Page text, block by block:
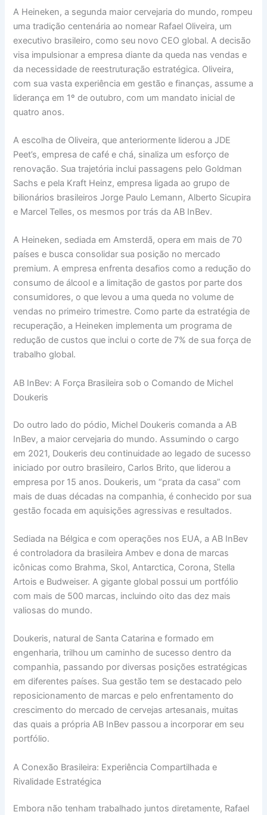
A Heineken, a segunda maior cervejaria do mundo, rompeu
uma tradição centenária ao nomear Rafael Oliveira, um
executivo brasileiro, como seu novo CEO global. A decisão
visa impulsionar a empresa diante da queda nas vendas e
da necessidade de reestruturação estratégica. Oliveira,
com sua vasta experiência em gestão e finanças, assume a
liderança em 1º de outubro, com um mandato inicial de
quatro anos.
A escolha de Oliveira, que anteriormente liderou a JDE
Peet’s, empresa de café e chá, sinaliza um esforço de
renovação. Sua trajetória inclui passagens pelo Goldman
Sachs e pela Kraft Heinz, empresa ligada ao grupo de
bilionários brasileiros Jorge Paulo Lemann, Alberto Sicupira
e Marcel Telles, os mesmos por trás da AB InBev.
A Heineken, sediada em Amsterdã, opera em mais de 70
países e busca consolidar sua posição no mercado
premium. A empresa enfrenta desafios como a redução do
consumo de álcool e a limitação de gastos por parte dos
consumidores, o que levou a uma queda no volume de
vendas no primeiro trimestre. Como parte da estratégia de
recuperação, a Heineken implementa um programa de
redução de custos que inclui o corte de 7% de sua força de
trabalho global.
AB InBev: A Força Brasileira sob o Comando de Michel
Doukeris
Do outro lado do pódio, Michel Doukeris comanda a AB
InBev, a maior cervejaria do mundo. Assumindo o cargo
em 2021, Doukeris deu continuidade ao legado de sucesso
iniciado por outro brasileiro, Carlos Brito, que liderou a
empresa por 15 anos. Doukeris, um “prata da casa” com
mais de duas décadas na companhia, é conhecido por sua
gestão focada em aquisições agressivas e resultados.
Sediada na Bélgica e com operações nos EUA, a AB InBev
é controladora da brasileira Ambev e dona de marcas
icônicas como Brahma, Skol, Antarctica, Corona, Stella
Artois e Budweiser. A gigante global possui um portfólio
com mais de 500 marcas, incluindo oito das dez mais
valiosas do mundo.
Doukeris, natural de Santa Catarina e formado em
engenharia, trilhou um caminho de sucesso dentro da
companhia, passando por diversas posições estratégicas
em diferentes países. Sua gestão tem se destacado pelo
reposicionamento de marcas e pelo enfrentamento do
crescimento do mercado de cervejas artesanais, muitas
das quais a própria AB InBev passou a incorporar em seu
portfólio.
A Conexão Brasileira: Experiência Compartilhada e
Rivalidade Estratégica
Embora não tenham trabalhado juntos diretamente, Rafael